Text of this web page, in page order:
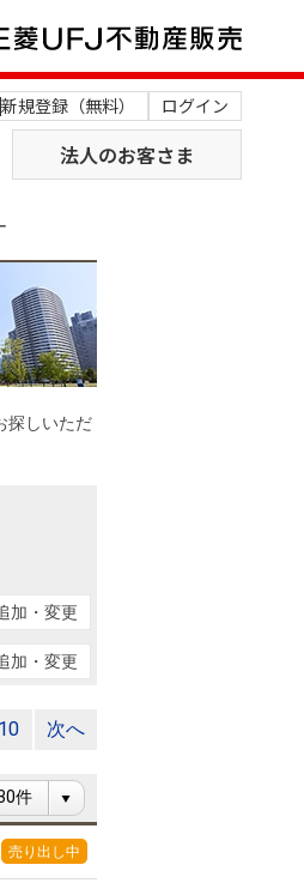
新規登録（無料） ログイン
法人のお客さま
コラム）
コラム）
探しいただ
加・変更
加・変更
10 次へ
売り出し中